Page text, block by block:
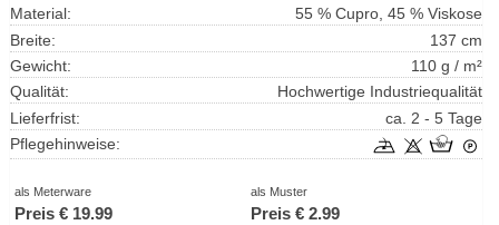
Material:
55 % Cupro, 45 % Viskose
Breite:
137 cm
Gewicht:
110 g / m²
Qualität:
Hochwertige Industriequalität
Lieferfrist:
ca. 2 - 5 Tage
Pflegehinweise:
als Meterware
Preis € 19.99
als Muster
Preis €2.99